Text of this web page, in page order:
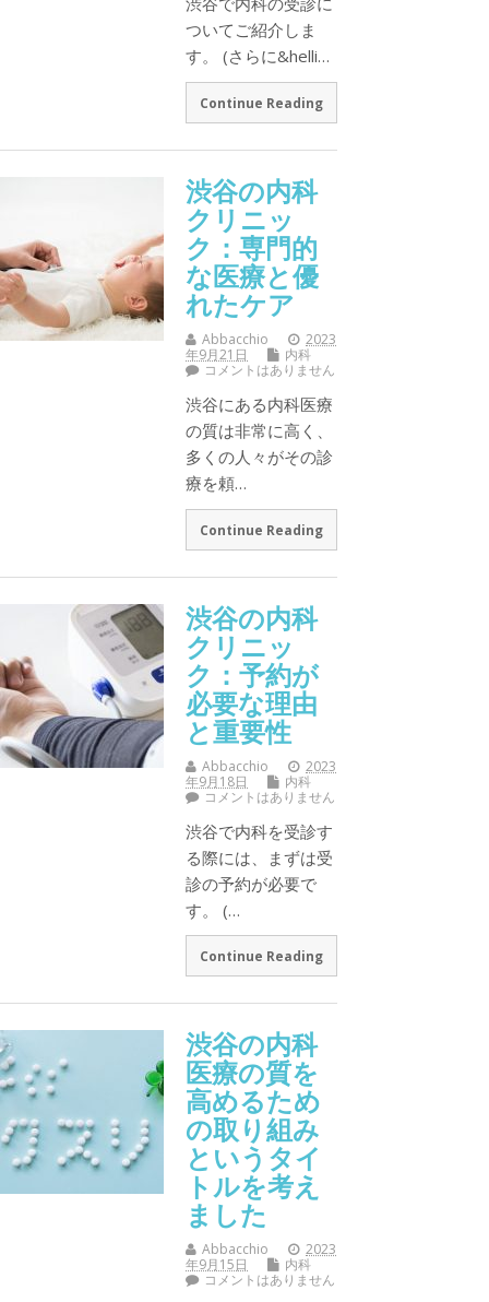
ついてご紹介しま
す。 (さらに&helli…
Continue Reading
渋谷の内科
クリニッ
ク：専門的
な医療と優
れたケア
Abbacchio
2023
年9月21日
内科
コメントはありません
渋谷にある内科医療
の質は非常に高く、
多くの人々がその診
療を頼…
Continue Reading
渋谷の内科
クリニッ
ク：予約が
必要な理由
と重要性
Abbacchio
2023
年9月18日
内科
コメントはありません
渋谷で内科を受診す
る際には、まずは受
診の予約が必要で
す。 (…
Continue Reading
渋谷の内科
医療の質を
高めるため
の取り組み
というタイ
トルを考え
ました
Abbacchio
2023
年9月15日
内科
コメントはありません